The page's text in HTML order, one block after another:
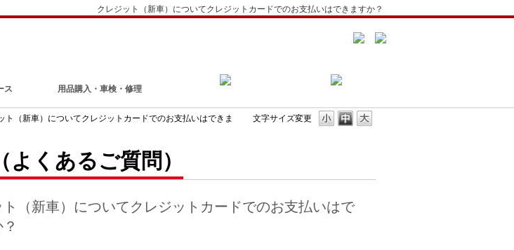
クレジット（新車）についてクレジットカードでのお支払いはできますか？
ス 用品購入・車検・修理
文字サイズ変更
ト（新車）についてクレジットカードでのお支払いはできま
よくあるご質問）
ト（新車）についてクレジットカードでのお支払いはで